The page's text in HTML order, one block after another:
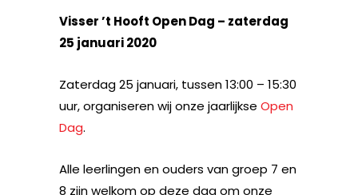
Visser ’t Hooft Open Dag – zaterdag
25 januari 2020
Zaterdag 25 januari, tussen 13:00 – 15:30
uur, organiseren wij onze jaarlijkse Open
Dag.
Alle leerlingen en ouders van groep 7 en
8 zijn welkom op deze dag om onze